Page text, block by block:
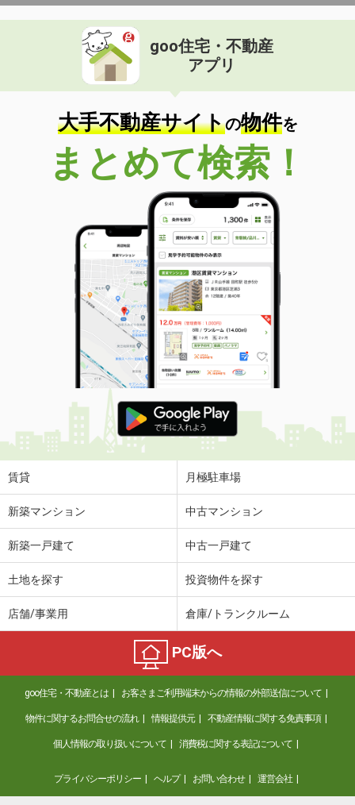
goo住宅・不動産
アプリ
大手不動産サイトの物件を
まとめて検索！
賃貸 月極駐車場
新築マンション 中古マンション
新築一戸建て 中古一戸建て
土地を探す 投資物件を探す
店舗/事業用 倉庫/トランクルーム
PC版へ
goo住宅・不動産とは お客さまご利用端末からの情報の外部送信について
物件に関するお問合せの流れ 情報提供元 不動産情報に関する免責事項
個人情報の取り扱いについて 消費税に関する表記について
プライバシーポリシー ヘルプ お問い合わせ 運営会社